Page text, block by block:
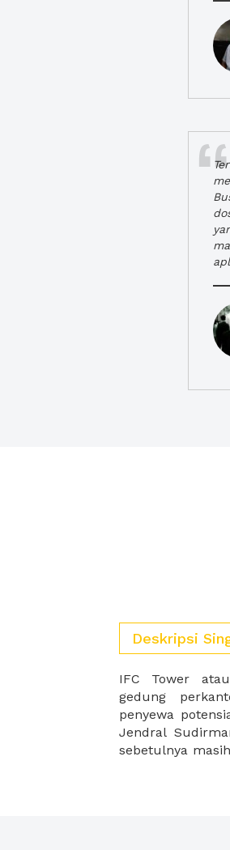
Deskripsi
IFC Tower
gedung
penyewa
Jendral
sebetulnya
di tahun 2019.
lantai
yang ingin